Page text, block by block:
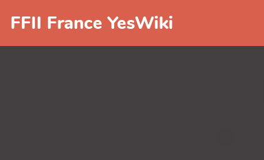
FFII France YesWiki